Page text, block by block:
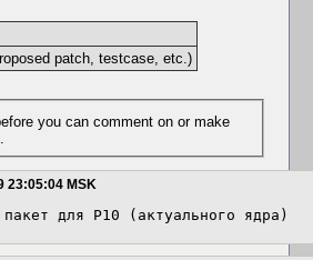
patch, testcase, etc.)
23:05:04 MSK
для P10 (актуального ядра)